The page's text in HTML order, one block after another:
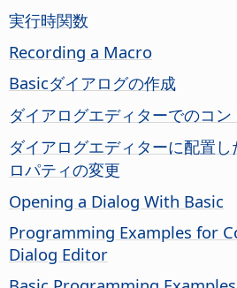
実行時関数
Recording a Macro
Basicダイアログの作成
ダイアログエディターでのコ
ダイアログエディターに配置
ロパティの変更
Opening a Dialog With Basic
Programming Examples for
Dialog Editor